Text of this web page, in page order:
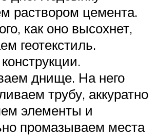
раствором цемента.
как оно высохнет,
геотекстиль.
днище. На него
трубу, аккуратно
элементы и
промазываем места